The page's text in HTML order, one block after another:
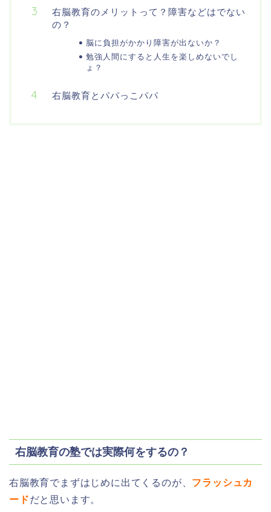
右脳教育のメリットって？障害などはでない
の？
脳に負担がかかり障害が出ないか？
勉強人間にすると人生を楽しめないでし
ょ？
右脳教育とパパっこパパ
右脳教育の塾では実際何をするの？
右脳教育でまずはじめに出てくるのが、 フラッシュカ
ードだと思います。